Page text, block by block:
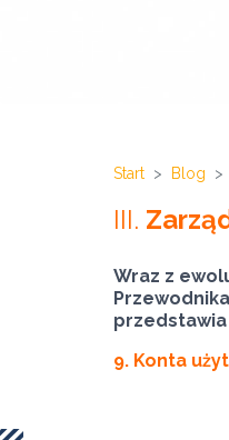
Start Blog
III.
Wraz z
przedstawia
9. Konta